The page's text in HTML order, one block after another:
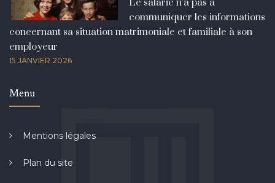
Le salarié n’a pas à
communiquer les informations
concernant sa situation matrimoniale et familiale à son
employeur
15 JANVIER 2026
Menu
Mentions légales
Plan du site